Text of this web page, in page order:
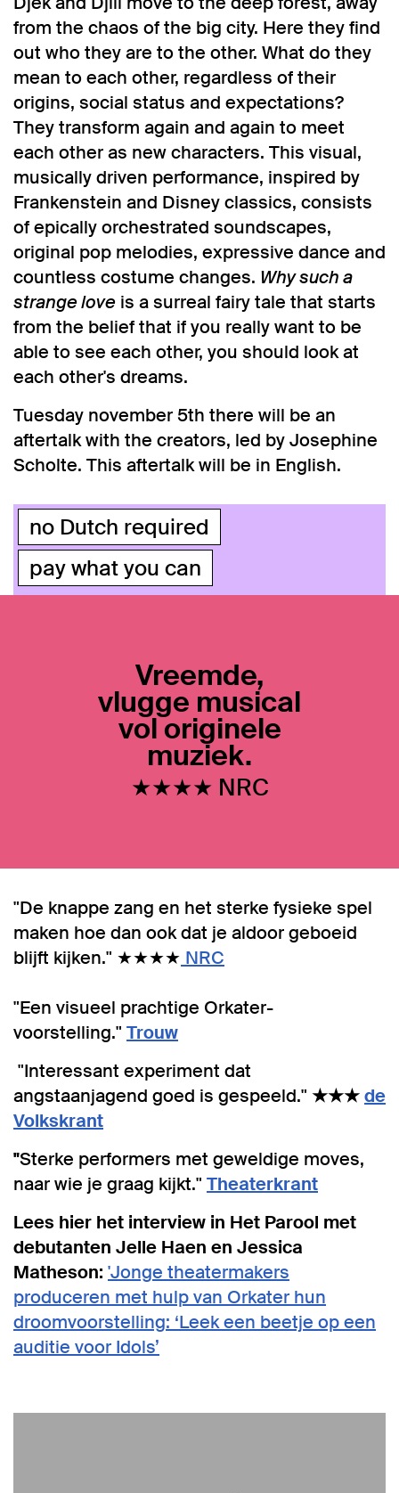
from the chaos of the big city. Here they find
out who they are to the other. What do they
mean to each other, regardless of their
origins, social status and expectations?
They transform again and again to meet
each other as new characters. This visual,
musically driven performance, inspired by
Frankenstein and Disney classics, consists
of epically orchestrated soundscapes,
original pop melodies, expressive dance and
countless costume changes. Why such a
strange love is a surreal fairy tale that starts
from the belief that if you really want to be
able to see each other, you should look at
each other's dreams.
Tuesday november 5th there will be an
aftertalk with the creators, led by Josephine
Scholte. This aftertalk will be in English.
no Dutch required
pay what you can
Vreemde,
vlugge musical
vol originele
muziek.
★★★★ NRC
"De knappe zang en het sterke fysieke spel
maken hoe dan ook dat je aldoor geboeid
blijft kijken." ★★★★ NRC
"Een visueel prachtige Orkater-
voorstelling." Trouw
"Interessant experiment dat
angstaanjagend goed is gespeeld." ★★★de
Volkskrant
"Sterke performers met geweldige moves,
naar wie je graag kijkt." Theaterkrant
Lees hier het interview in Het Parool met
debutanten Jelle Haen en Jessica
Matheson: 'Jonge theatermakers
produceren met hulp van Orkater hun
droomvoorstelling: ‘Leek een beetje op een
auditie voor Idols’